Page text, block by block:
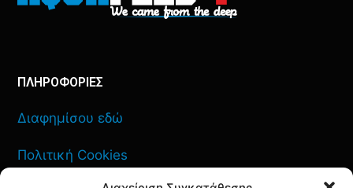
ΠΛΗΡΟΦΟΡΙΕΣ
Διαφημίσου εδώ
Πολιτική Cookies